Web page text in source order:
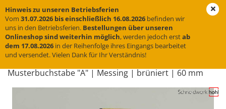
Hinweis zu unseren Betriebsferien
Vom 31.07.2026 bis einschließlich 16.08.2026 befinden wir
uns in den Betriebsferien. Bestellungen über unseren
Onlineshop sind weiterhin möglich, werden jedoch erstab
dem 17.08.2026 in der Reihenfolge ihres Eingangs bearbeitet
und versendet. Vielen Dank für Ihr Verständnis!
« Erster « zurück weiter »
Letzter »
10Artikel in dieser Kategorie
Mus­ter­buch­sta­be "A" | Mes­sing | brü­niert | 60 mm